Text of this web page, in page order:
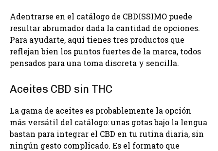
Adentrarse en el catálogo de CBDISSIMO puede
resultar abrumador dada la cantidad de opciones.
Para ayudarte, aquí tienes tres productos que
reflejan bien los puntos fuertes de la marca, todos
pensados para una toma discreta y sencilla.
Aceites CBD sin THC
La gama de aceites es probablemente la opción
más versátil del catálogo: unas gotas bajo la lengua
bastan para integrar el CBD en tu rutina diaria, sin
ningún gesto complicado. Es el formato que